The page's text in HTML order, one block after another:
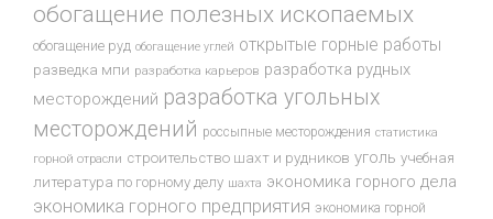
обогащение полезных ископаемых
обогащение руд обогащение углей открытые горные работы
разведка мпи разработка карьеров разработка рудных
месторождений разработка угольных
месторождений россыпные месторождения статистика
горной отрасли строительство шахт и рудников уголь учебная
литература по горному делу шахта экономика горного дела
экономика горного предприятия экономика горной